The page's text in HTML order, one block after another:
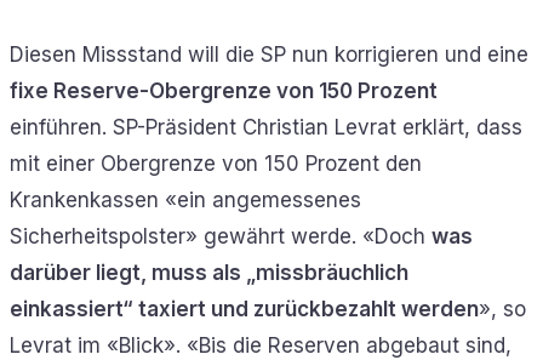
Diesen Missstand will die SP nun korrigieren und eine
fixe Reserve-Obergrenze von 150 Prozent
einführen. SP-Präsident Christian Levrat erklärt, dass
mit einer Obergrenze von 150 Prozent den
Krankenkassen «ein angemessenes
Sicherheitspolster» gewährt werde. «Doch was
darüber liegt, muss als „missbräuchlich
einkassiert“ taxiert und zurückbezahlt werden», so
Levrat im «Blick». «Bis die Reserven abgebaut sind,